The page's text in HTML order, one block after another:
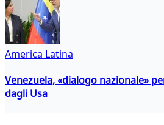
America Latina
Venezuela, «dialogo nazionale»
dagli Usa